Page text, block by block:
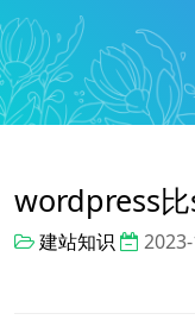
wordpress
建站知识